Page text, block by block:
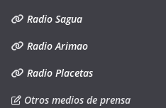
Radio Sagua
Radio Arimao
Radio Placetas
Otros medios de prensa